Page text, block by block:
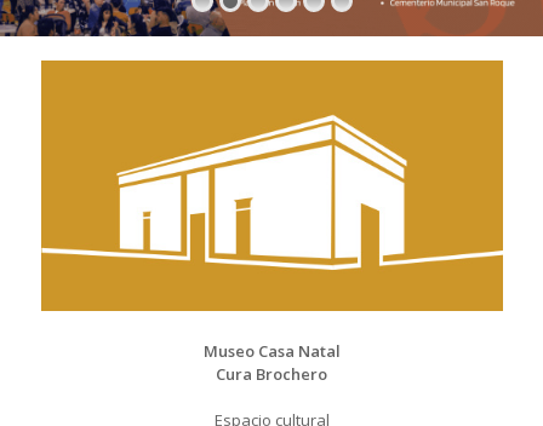
Museo Casa Natal
Cura Brochero
Espacio cultural